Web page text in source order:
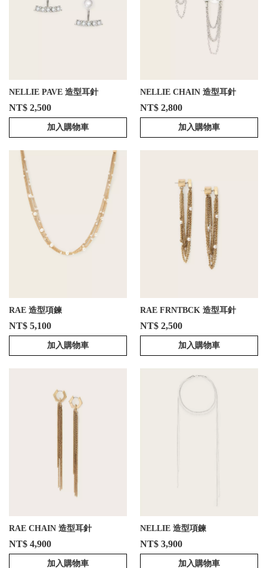
NELLIE PAVE 造型耳針
NT$ 2,500
加入購物車
NELLIE CHAIN 造型耳針
NT$ 2,800
加入購物車
RAE 造型項鍊
NT$ 5,100
加入購物車
RAE FRNTBCK 造型耳針
NT$ 2,500
加入購物車
RAE CHAIN 造型耳針
NT$ 4,900
加入購物車
NELLIE 造型項鍊
NT$ 3,900
加入購物車